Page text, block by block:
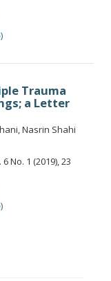
PDF (فارسی)
Trauma
a Letter
Nasrin Shahi
6 No. 1 (2019), 23
PDF (فارسی)